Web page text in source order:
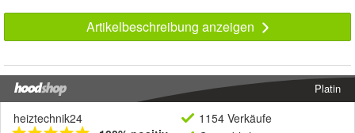
Artikelbeschreibung anzeigen
Platin
heiztechnik24
1154 Verkäufe